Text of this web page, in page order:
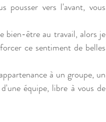
vers l'avant, vous
bien-être au travail, alors je
ce sentiment de belles
à un groupe, un
équipe, libre à vous de